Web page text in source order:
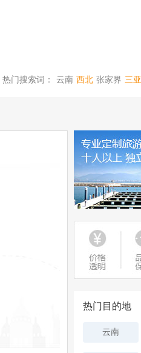
热门搜索词： 云南 西北 张家界 三亚
热门目的地
云南